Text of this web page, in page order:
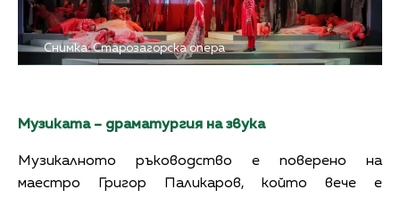
Снимка: Старозагорска опера
Музиката – драматургия на звука
Музикалното ръководство е поверено на
маестро Григор Паликаров, който вече е